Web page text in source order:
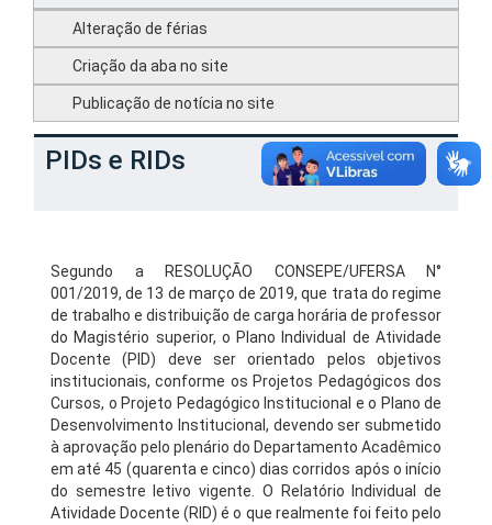
Alteração de férias
Criação da aba no site
Publicação de notícia no site
PIDs e RIDs
Segundo a RESOLUÇÃO CONSEPE/UFERSA N°
001/2019, de 13 de março de 2019, que trata do regime
de trabalho e distribuição de carga horária de professor
do Magistério superior, o Plano Individual de Atividade
Docente (PID) deve ser orientado pelos objetivos
institucionais, conforme os Projetos Pedagógicos dos
Cursos, o Projeto Pedagógico Institucional e o Plano de
Desenvolvimento Institucional, devendo ser submetido
à aprovação pelo plenário do Departamento Acadêmico
em até 45 (quarenta e cinco) dias corridos após o início
do semestre letivo vigente. O Relatório Individual de
Atividade Docente (RID) é o que realmente foi feito pelo